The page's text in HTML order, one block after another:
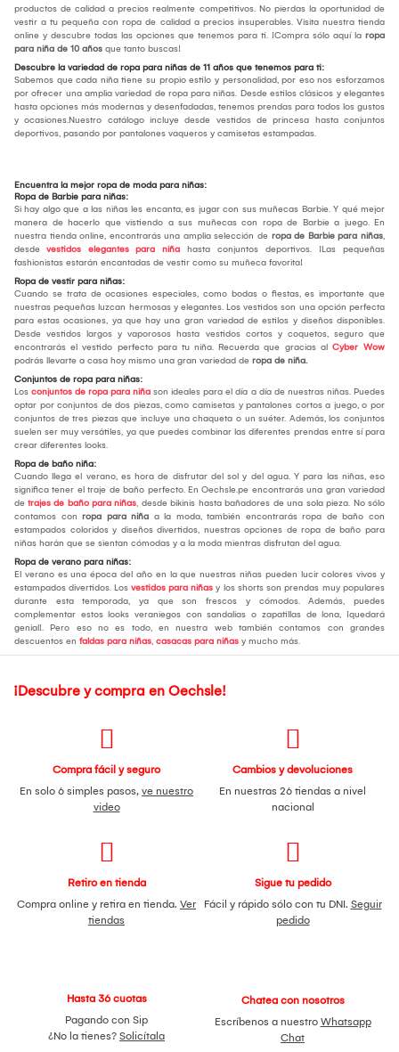
productos de calidad a precios realmente competitivos. No pierdas la oportunidad de
vestir a tu pequeña con ropa de calidad a precios insuperables. Visita nuestra tienda
online y descubre todas las opciones que tenemos para ti. ¡Compra sólo aquí la ropa
para niña de 10 años que tanto buscas!
Descubre la variedad de ropa para niñas de 11 años que tenemos para ti:
Sabemos que cada niña tiene su propio estilo y personalidad, por eso nos esforzamos
por ofrecer una amplia variedad de ropa para niñas. Desde estilos clásicos y elegantes
hasta opciones más modernas y desenfadadas, tenemos prendas para todos los gustos
y ocasiones.Nuestro catálogo incluye desde vestidos de princesa hasta conjuntos
deportivos, pasando por pantalones vaqueros y camisetas estampadas.
Encuentra la mejor ropa de moda para niñas:
Ropa de Barbie para niñas:
Si hay algo que a las niñas les encanta, es jugar con sus muñecas Barbie. Y qué mejor
manera de hacerlo que vistiendo a sus muñecas con ropa de Barbie a juego. En
nuestra tienda online, encontrarás una amplia selección de ropa de Barbie para niñas,
desde vestidos elegantes para niña hasta conjuntos deportivos. ¡Las pequeñas
fashionistas estarán encantadas de vestir como su muñeca favorita!
Ropa de vestir para niñas:
Cuando se trata de ocasiones especiales, como bodas o fiestas, es importante que
nuestras pequeñas luzcan hermosas y elegantes. Los vestidos son una opción perfecta
para estas ocasiones, ya que hay una gran variedad de estilos y diseños disponibles.
Desde vestidos largos y vaporosos hasta vestidos cortos y coquetos, seguro que
encontrarás el vestido perfecto para tu niña. Recuerda que gracias al Cyber Wow
podrás llevarte a casa hoy mismo una gran variedad de ropa de niña.
Conjuntos de ropa para niñas:
Los conjuntos de ropa para niña son ideales para el día a día de nuestras niñas. Puedes
optar por conjuntos de dos piezas, como camisetas y pantalones cortos a juego, o por
conjuntos de tres piezas que incluye una chaqueta o un suéter. Además, los conjuntos
suelen ser muy versátiles, ya que puedes combinar las diferentes prendas entre sí para
crear diferentes looks.
Ropa de baño niña:
Cuando llega el verano, es hora de disfrutar del sol y del agua. Y para las niñas, eso
significa tener el traje de baño perfecto. En Oechsle.pe encontrarás una gran variedad
de trajes de baño para niñas, desde bikinis hasta bañadores de una sola pieza. No sólo
contamos con ropa para niña a la moda, también encontrarás ropa de baño con
estampados coloridos y diseños divertidos, nuestras opciones de ropa de baño para
niñas harán que se sientan cómodas y a la moda mientras disfrutan del agua.
Ropa de verano para niñas:
El verano es una época del año en la que nuestras niñas pueden lucir colores vivos y
estampados divertidos. Los vestidos para niñas y los shorts son prendas muy populares
durante esta temporada, ya que son frescos y cómodos. Además, puedes
complementar estos looks veraniegos con sandalias o zapatillas de lona, ¡quedará
genial!. Pero eso no es todo, en nuestra web también contamos con grandes
descuentos en faldas para niñas, casacas para niñas y mucho más.
¡Descubre y compra en Oechsle!
Compra fácil y seguro
En solo 6 simples pasos, ve nuestro
video
Cambios y devoluciones
En nuestras 26 tiendas a nivel
nacional
Retiro en tienda
Compra online y retira en tienda. Ver
tiendas
Sigue tu pedido
Fácil y rápido sólo con tu DNI. Seguir
pedido
Hasta 36 cuotas
Pagando con Sip
¿No la tienes? Solicítala
Chatea con nosotros
Escríbenos a nuestro Whatsapp
Chat